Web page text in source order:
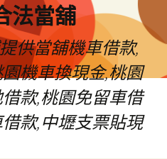
法當舖
供當舖機車借款,
機車換現金,桃園
款,桃園免留車借
款,中壢支票貼現